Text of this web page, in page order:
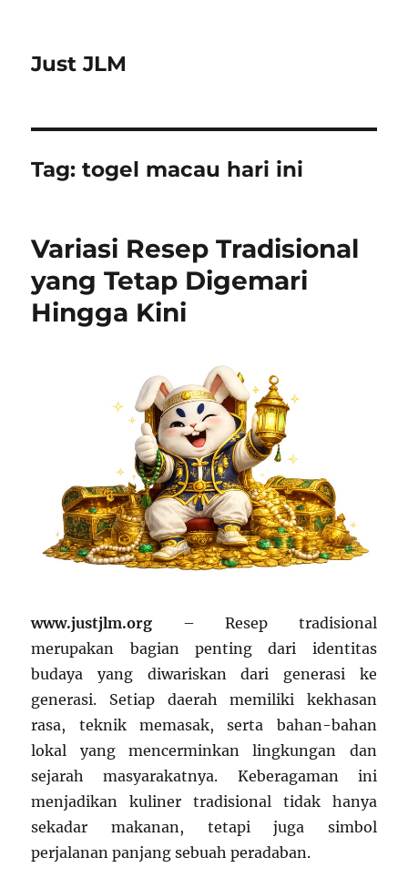
Just JLM
Tag:togel macau hari ini
Variasi Resep Tradisional
yang Tetap Digemari
Hingga Kini
www.justjlm.org – Resep tradisional
merupakan bagian penting dari identitas
budaya yang diwariskan dari generasi ke
generasi. Setiap daerah memiliki kekhasan
rasa, teknik memasak, serta bahan-bahan
lokal yang mencerminkan lingkungan dan
sejarah masyarakatnya. Keberagaman ini
menjadikan kuliner tradisional tidak hanya
sekadar makanan, tetapi juga simbol
perjalanan panjang sebuah peradaban.